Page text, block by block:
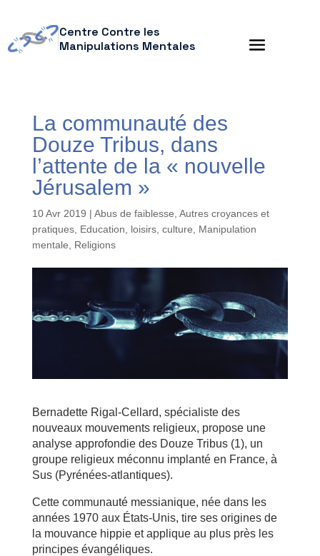
Centre Contre les
Manipulations Mentales
La communauté des
Douze Tribus, dans
l’attente de la « nouvelle
Jérusalem »
10 Avr 2019 | Abus de faiblesse Autres croyances et
pratiques, Education, loisirs, culture
Manipulation
mentale
Religions
Bernadette Rigal-Cellard, spécialiste des
nouveaux mouvements religieux, propose une
analyse approfondie des Douze Tribus (1), un
groupe religieux méconnu implanté en France, à
Sus (Pyrénées-atlantiques).
Cette communauté messianique, née dans les
années 1970 aux États-Unis, tire ses origines de
la mouvance hippie et applique au plus près les
principes évangéliques.